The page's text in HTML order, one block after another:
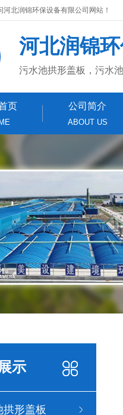
河北润锦环保设备有限公司网站！
河北润锦
污水池拱形盖板，污水
页 公司简介
ABOUT US
示
拱形盖板